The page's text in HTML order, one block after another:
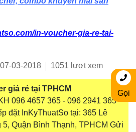
in-voucher-gia-re-tai-
07-03-2018 1051 lượt xem
giá rẻ tại TPHCM
096 4657 365 - 096 2941 365 -
đặt InKyThuatSo tại: 365 Lê
Quận Bình Thạnh, TPHCM Gửi
Gọi